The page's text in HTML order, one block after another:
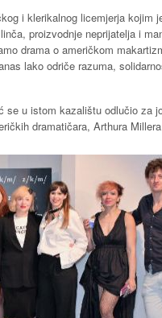
i klerikalnog licemjerja kojim
proizvodnje neprijatelja i
drama o američkom
lako odriče razuma,
se u istom kazalištu odlučio za
dramatičara, Arthura